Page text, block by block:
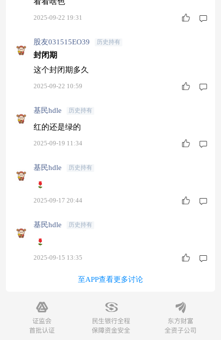
2025-09-22 19:31
股友031515EO39 历史持有
封闭期
这个封闭期多久
2025-09-22 10:59
基民hdle 历史持有
红的还是绿的
2025-09-19 11:34
基民hdle 历史持有
2025-09-17 20:44
基民hdle 历史持有
2025-09-15 13:35
至APP查看更多讨论